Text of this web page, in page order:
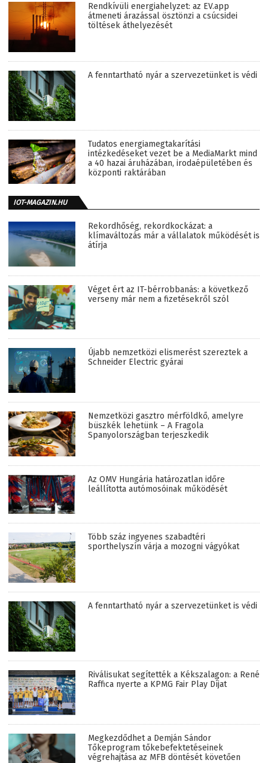
Rendkívüli energiahelyzet: az EV.app
átmeneti árazással ösztönzi a csúcsidei
töltések áthelyezését
A fenntartható nyár a szervezetünket is védi
Tudatos energiamegtakarítási
intézkedéseket vezet be a MediaMarkt mind
a 40 hazai áruházában, irodaépületében és
központi raktárában
IOT-MAGAZIN.HU
Rekordhőség, rekordkockázat: a
klímaváltozás már a vállalatok működését is
átírja
Véget ért az IT-bérrobbanás: a következő
verseny már nem a fizetésekről szól
Újabb nemzetközi elismerést szereztek a
Schneider Electric gyárai
Nemzetközi gasztro mérföldkő, amelyre
büszkék lehetünk – A Fragola
Spanyolországban terjeszkedik
Az OMV Hungária határozatlan időre
leállította autómosóinak működését
Több száz ingyenes szabadtéri
sporthelyszín várja a mozogni vágyókat
A fenntartható nyár a szervezetünket is védi
Riválisukat segítették a Kékszalagon: a René
Raffica nyerte a KPMG Fair Play Díjat
Megkezdődhet a Demján Sándor
Tőkeprogram tőkebefektetéseinek
végrehajtása az MFB döntését követően